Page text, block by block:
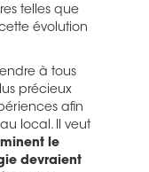
telles que
évolution
à tous
précieux
afin
local. Il veut
le
devraient